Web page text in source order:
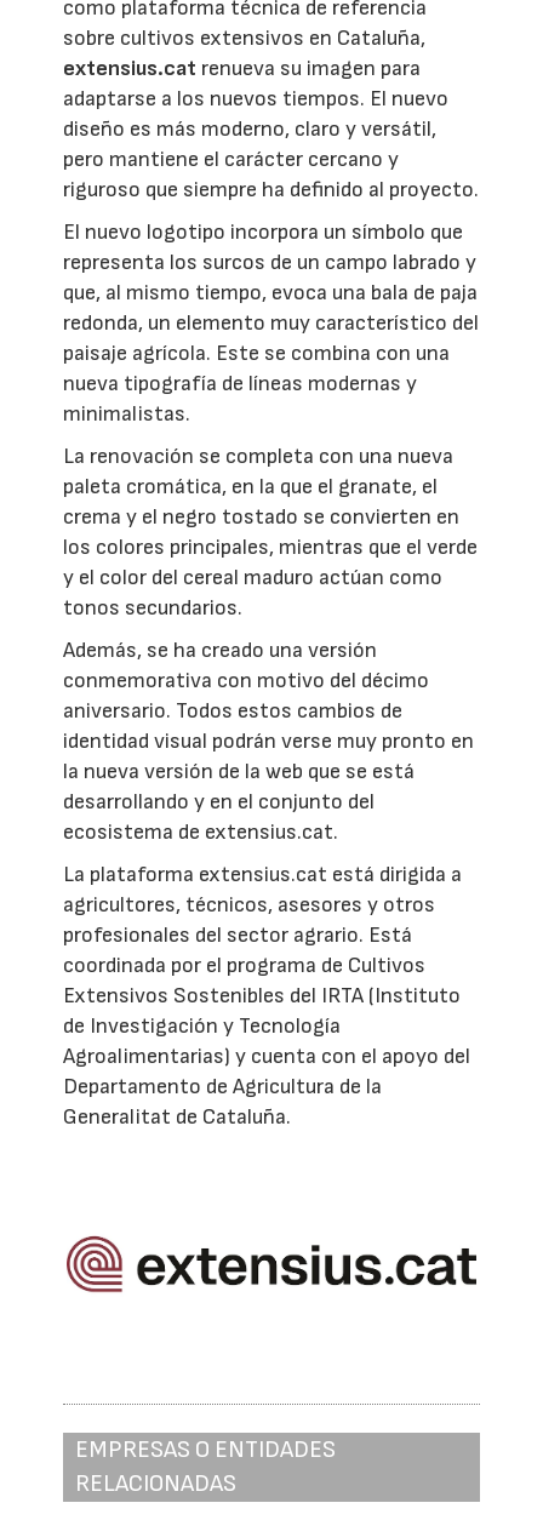
como plataforma técnica de referencia
sobre cultivos extensivos en Cataluña,
extensius.cat renueva su imagen para
adaptarse a los nuevos tiempos. El nuevo
diseño es más moderno, claro y versátil,
pero mantiene el carácter cercano y
riguroso que siempre ha definido al proyecto.
El nuevo logotipo incorpora un símbolo que
representa los surcos de un campo labrado y
que, al mismo tiempo, evoca una bala de paja
redonda, un elemento muy característico del
paisaje agrícola. Este se combina con una
nueva tipografía de líneas modernas y
minimalistas.
La renovación se completa con una nueva
paleta cromática, en la que el granate, el
crema y el negro tostado se convierten en
los colores principales, mientras que el verde
y el color del cereal maduro actúan como
tonos secundarios.
Además, se ha creado una versión
conmemorativa con motivo del décimo
aniversario. Todos estos cambios de
identidad visual podrán verse muy pronto en
la nueva versión de la web que se está
desarrollando y en el conjunto del
ecosistema de extensius.cat.
La plataforma extensius.cat está dirigida a
agricultores, técnicos, asesores y otros
profesionales del sector agrario. Está
coordinada por el programa de Cultivos
Extensivos Sostenibles del IRTA (Instituto
de Investigación y Tecnología
Agroalimentarias) y cuenta con el apoyo del
Departamento de Agricultura de la
Generalitat de Cataluña.
EMPRESAS O ENTIDADES
RELACIONADAS